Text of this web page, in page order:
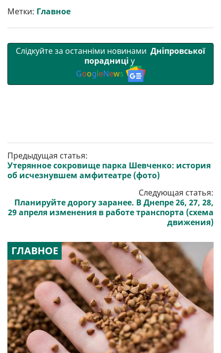
т
и
o
k
r
Метки: Главное
Слідкуйте за останніми новинами Дніпровської
порадниці у
GoogleNews
Предыдущая статья:
Утерянное сокровище парка Шевченко: история
об исчезнувшем амфитеатре (фото)
Следующая статья:
Планируйте дорогу заранее. В Днепре 26, 27, 28,
29 апреля изменения в работе транспорта (схема
движения)
ГЛАВНОЕ